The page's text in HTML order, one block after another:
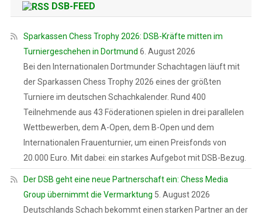
DSB-FEED
Sparkassen Chess Trophy 2026: DSB-Kräfte mitten im
Turniergeschehen in Dortmund 6. August 2026
Bei den Internationalen Dortmunder Schachtagen läuft mit
der Sparkassen Chess Trophy 2026 eines der größten
Turniere im deutschen Schachkalender. Rund 400
Teilnehmende aus 43 Föderationen spielen in drei parallelen
Wettbewerben, dem A-Open, dem B-Open und dem
Internationalen Frauenturnier, um einen Preisfonds von
20.000 Euro. Mit dabei: ein starkes Aufgebot mit DSB-Bezug.
Der DSB geht eine neue Partnerschaft ein: Chess Media
Group übernimmt die Vermarktung 5. August 2026
Deutschlands Schach bekommt einen starken Partner an der